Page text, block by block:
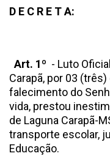
D E C R E T A:
Art. 1º - Luto
Carapã, por 03
falecimento do
vida, prestou
de Laguna Carapã-
transporte escolar,
Educação.